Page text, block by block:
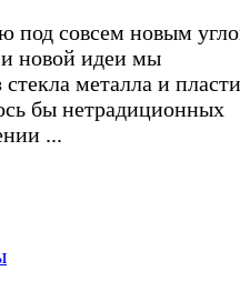
под совсем новым
и новой идеи мы
металла и
бы нетрадиционных
...